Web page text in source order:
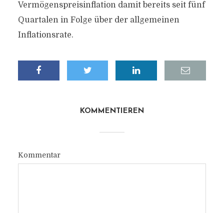
Vermögenspreisinflation damit bereits seit fünf
Quartalen in Folge über der allgemeinen
Inflationsrate.
KOMMENTIEREN
Kommentar